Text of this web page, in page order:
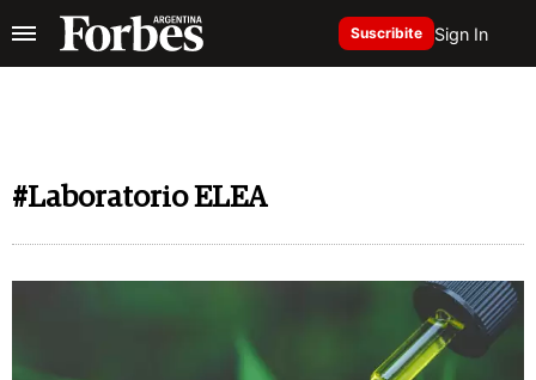
Suscribite Sign In
#Laboratorio ELEA